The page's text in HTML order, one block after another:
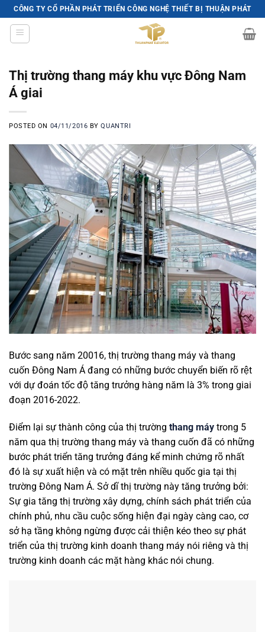
Skip
to
content
CÔNG TY CỔ PHẦN PHÁT TRIỂN CÔNG NGHỆ THIẾT BỊ THUẬN PHÁT
Thị trường thang máy khu vực Đông Nam
Á giai
POSTED ON 04/11/2016 BYQUANTRI
Bước sang năm 20016, thị trường thang máy và thang
cuốn Đông Nam Á đang có những bước chuyển biến rõ rệt
với dự đoán tốc độ tăng trưởng hàng năm là 3% trong giai
đoạn 2016-2022.
Điểm lại sự thành công của thị trường thang máy trong 5
năm qua thị trường thang máy và thang cuốn đã có những
bước phát triển tăng trưởng đáng kể minh chứng rõ nhất
đó là sự xuất hiện và có mặt trên nhiều quốc gia tại thị
trường Đông Nam Á. Sở dĩ thị trường này tăng trưởng bởi:
Sự gia tăng thị trường xây dựng, chính sách phát triển của
chính phủ, nhu cầu cuộc sống hiện đại ngày càng cao, cơ
sở hạ tầng không ngừng được cải thiện kéo theo sự phát
triển của thị trường kinh doanh thang máy nói riêng và thị
trường kinh doanh các mặt hàng khác nói chung.